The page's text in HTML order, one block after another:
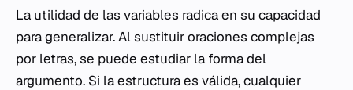
La utilidad de las variables radica en su capacidad
para generalizar. Al sustituir oraciones complejas
por letras, se puede estudiar la forma del
argumento. Si la estructura es válida, cualquier